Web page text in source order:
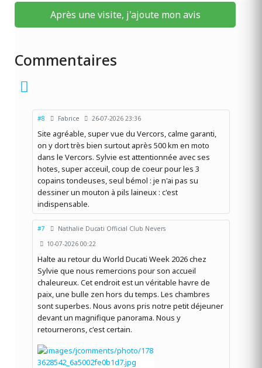
Après une visite, j'ajoute mon avis
Commentaires
#8 Fabrice 26-07-2026 23:36
Site agréable, super vue du Vercors, calme garanti,
on y dort très bien surtout après 500 km en moto
dans le Vercors. Sylvie est attentionnée avec ses
hotes, super acceuil, coup de coeur pour les 3
copains tondeuses, seul bémol : je n'ai pas su
dessiner un mouton à pils laineux : c'est
indispensable.
#7
Nathalie Ducati Official Club Nevers
10-07-2026 00:22
Halte au retour du World Ducati Week 2026 chez
Sylvie que nous remercions pour son accueil
chaleureux. Cet endroit est un véritable havre de
paix, une bulle zen hors du temps. Les chambres
sont superbes. Nous avons pris notre petit déjeuner
devant un magnifique panorama. Nous y
retournerons, c'est certain.